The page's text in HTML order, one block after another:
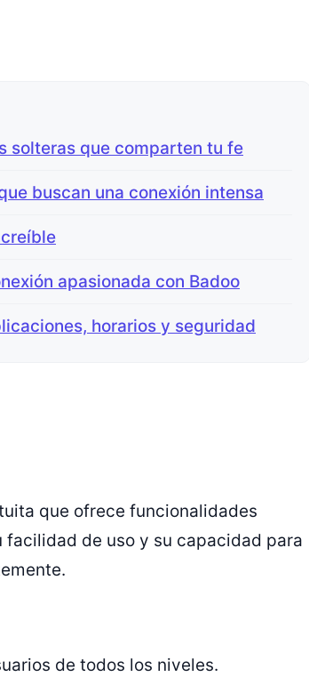
solteras que comparten tu fe
buscan una conexión intensa
apasionada con Badoo
horarios y seguridad
que ofrece funcionalidades
facilidad de uso y su capacidad para
de todos los niveles.